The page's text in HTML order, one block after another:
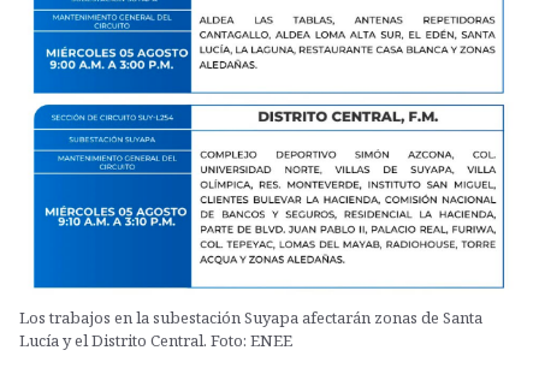
Los trabajos en la subestación Suyapa afectarán zonas de Santa
Lucía y el Distrito Central. Foto: ENEE